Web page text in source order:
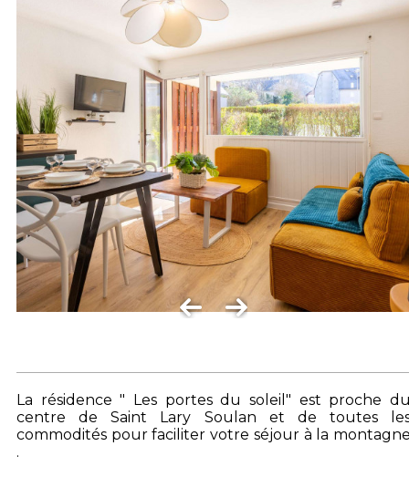
La résidence " Les portes du soleil" est proche
centre de Saint Lary Soulan et de toutes
commodités pour faciliter votre séjour à la
.